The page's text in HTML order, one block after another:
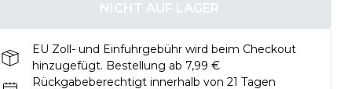
NICHT AUF LAGER
EU Zoll- und Einfuhrgebühr wird beim Checkout
hinzugefügt. Bestellung ab 7,99 €
Rückgabeberechtigt innerhalb von 21 Tagen